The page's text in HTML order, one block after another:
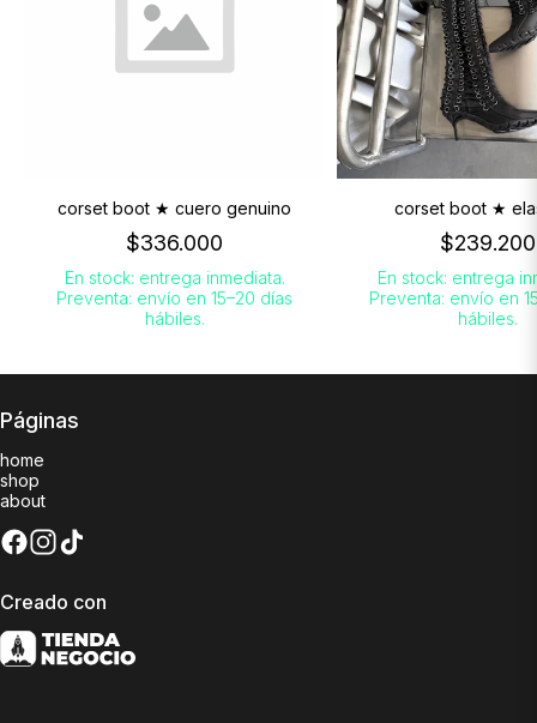
corset boot ★ cuero genuino
$336.000
En stock: entrega inmediata.
Preventa: envío en 15–20 días
hábiles.
corset boot ★
$239.200
En stock: entrega
Preventa: envío en
hábiles.
Páginas
home
shop
about
Creado con